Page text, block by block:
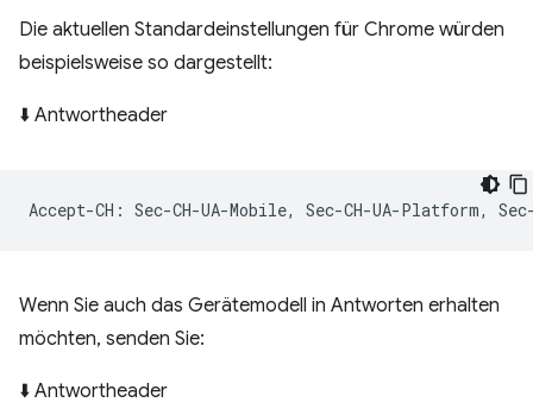
Die aktuellen Standardeinstellungen für Chrome würden
beispielsweise so dargestellt:
⬇️ Antwortheader
Wenn Sie auch das Gerätemodell in Antworten erhalten
möchten, senden Sie:
⬇️ Antwortheader